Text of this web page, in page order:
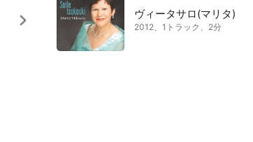
ヴィータサロ(マリタ)
2012、1トラック、2分